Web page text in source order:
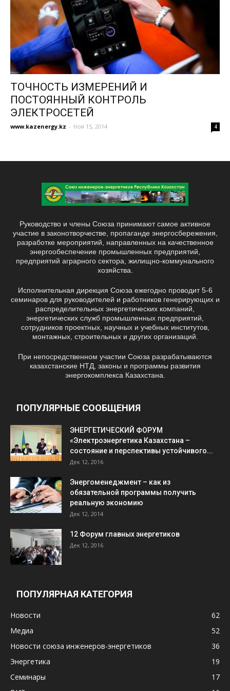
ТОЧНОСТЬ ИЗМЕРЕНИЙ И
ПОСТОЯННЫЙ КОНТРОЛЬ
ЭЛЕКТРОСЕТЕЙ
www.kazenergy.kz - Ноя 15, 2014 4
Руководство и члены Союза принимают самое активное
участие в законотворчестве, пропаганде энергосбережения,
разработке мероприятий, направленных на качественное
энергообеспечение промышленных предприятий,
предприятий аграрного сектора, жилищно-коммунального
хозяйства.
Исполнительная дирекция Союза ежегодно проводит 5-6
семинаров для руководителей и работников генерирующих и
распределительных энергетических компаний,
энергетических служб промышленных предприятий,
сотрудников проектных, научных и учебных институтов,
монтажных, строительных и других организаций.
При непосредственном участии Союза разрабатываются
казахстанские НТД, законы и программы развития
энергокомплекса Казахстана.
ПОПУЛЯРНЫЕ СООБЩЕНИЯ
ЭНЕРГЕТИЧЕСКИЙ ФОРУМ
«Электроэнергетика Казахстана –
состояние и перспективы устойчивого...
Дек 12, 2016
Энергоменеджмент – как из
обязательной программы получить
реальную экономию
Дек 12, 2014
12 Форум главных энергетиков
Дек 12, 2016
ПОПУЛЯРНАЯ КАТЕГОРИЯ
Новости
62
Медиа
52
Новости союза инженеров-энергетиков
36
Энергетика
19
Семинары
17